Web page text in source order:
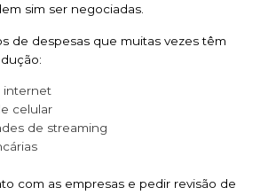
sim ser negociadas.
de despesas que muitas vezes têm
internet
celular
de streaming
com as empresas e pedir revisão de